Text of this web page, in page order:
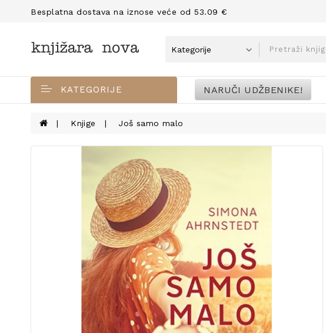
Besplatna dostava na iznose veće od 53.09 €
KATEGORIJE NARUČI UDŽBENIKE!
Knjige Još samo malo